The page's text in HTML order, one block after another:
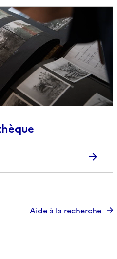
Aide à la recherche